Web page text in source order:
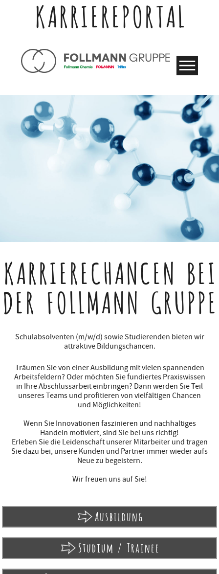
KARRIEREPORTAL
KARRIERECHANCEN BEI
DER FOLLMANN GRUPPE
Schulabsolventen (m/w/d) sowie Studierenden bieten wir
attraktive Bildungschancen.
Träumen Sie von einer Ausbildung mit vielen spannenden
Arbeitsfeldern? Oder möchten Sie fundiertes Praxiswissen
in Ihre Abschlussarbeit einbringen? Dann werden Sie Teil
unseres Teams und profitieren von vielfältigen Chancen
und Möglichkeiten!
Wenn Sie Innovationen faszinieren und nachhaltiges
Handeln motiviert, sind Sie bei uns richtig!
Erleben Sie die Leidenschaft unserer Mitarbeiter und tragen
Sie dazu bei, unsere Kunden und Partner immer wieder aufs
Neue zu begeistern.
Wir freuen uns auf Sie!
Ausbildung
Studium / Trainee